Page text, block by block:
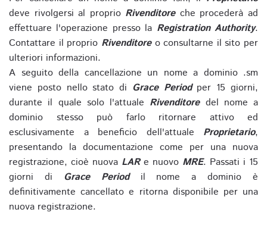
deve rivolgersi al proprio Rivenditoreche procederà ad
effettuare l'operazione presso la Registration Authority.
Contattare il proprio Rivenditoreo consultarne il sito per
ulteriori informazioni.
A seguito della cancellazione un nome a dominio .sm
viene posto nello stato di Grace Periodper 15 giorni,
durante il quale solo l'attuale Rivenditoredel nome a
dominio stesso può farlo ritornare attivo ed
esclusivamente a beneficio dell'attuale Proprietario,
presentando la documentazione come per una nuova
registrazione, cioè nuova LARe nuovo MRE. Passati i 15
giorni di Grace Periodil nome a dominio è
definitivamente cancellato e ritorna disponibile per una
nuova registrazione.